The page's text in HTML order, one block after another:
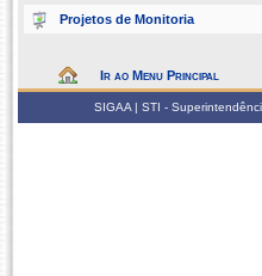
Projetos de Monitoria
Ir ao Menu Principal
SIGAA | STI -